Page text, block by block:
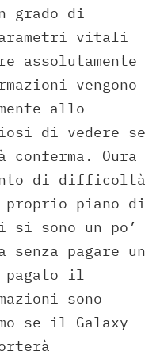
grado di
vitali
assolutamente
vengono
allo
di vedere se
Oura
di difficoltà
proprio piano di
sono un po’
pagare un
pagato il
sono
se il Galaxy